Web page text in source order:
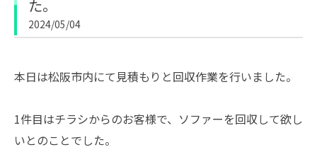
た。
2024/05/04
本日は松阪市内にて見積もりと回収作業を行いました。
1件目はチラシからのお客様で、ソファーを回収して欲し
いとのことでした。